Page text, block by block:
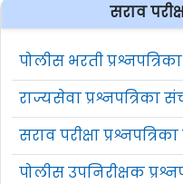
सराव
पोलीस भरती
राज्यसेवा प्रश्नपत्रिका
सराव परीक्षा
पोलीस उपनिरीक्षक